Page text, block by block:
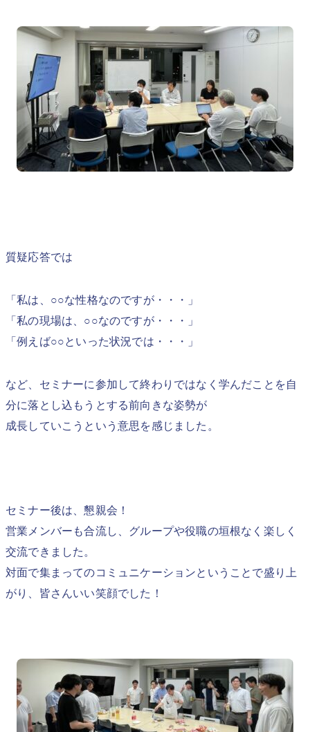
質疑応答では
「私は、○○な性格なのですが・・・」
「私の現場は、○○なのですが・・・」
「例えば○○といった状況では・・・」
など、セミナーに参加して終わりではなく学んだことを自
分に落とし込もうとする前向きな姿勢が
成長していこうという意思を感じました。
セミナー後は、懇親会！
営業メンバーも合流し、グループや役職の垣根なく楽しく
交流できました。
対面で集まってのコミュニケーションということで盛り上
がり、皆さんいい笑顔でした！